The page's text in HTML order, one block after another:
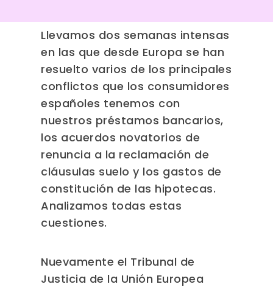
Llevamos dos semanas intensas
en las que desde Europa se han
resuelto varios de los principales
conflictos que los consumidores
españoles tenemos con
nuestros préstamos bancarios,
los acuerdos novatorios de
renuncia a la reclamación de
cláusulas suelo y los gastos de
constitución de las hipotecas.
Analizamos todas estas
cuestiones.
Nuevamente el Tribunal de
Justicia de la Unión Europea